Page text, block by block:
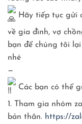
Hãy tiếp tục gửi
về gia đình, vợ
bạn để chúng tôi
nhé
—
Các bạn có thể
1. Tham gia nhóm
bản thân. https://